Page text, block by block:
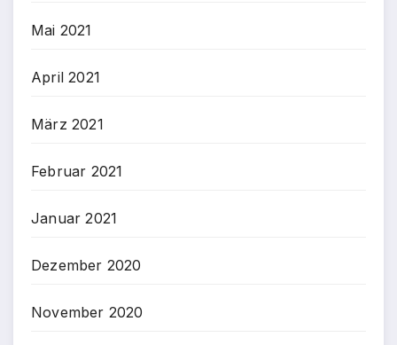
Mai 2021
April 2021
März 2021
Februar 2021
Januar 2021
Dezember 2020
November 2020